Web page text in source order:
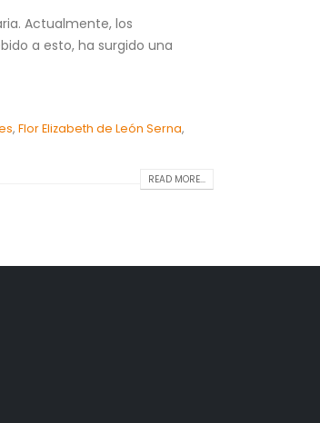
Actualmente, los
a esto, ha surgido una
, Flor Elizabeth de León Serna,
READ MORE...